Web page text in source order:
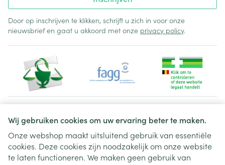
Wij gebruiken cookies om uw ervaring beter te maken.
Onze webshop maakt uitsluitend gebruik van essentiële
cookies. Deze cookies zijn noodzakelijk om onze website
te laten functioneren. We maken geen gebruik van
Door op inschrijven te klikken, schrijft u zich in voor onze
nieuwsbrief en gaat u akkoord met onze privacy policy.
Juridische links